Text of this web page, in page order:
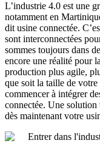
L’industrie 4.0 est une
notamment en
dit usine connectée.
sont interconnectées
sommes toujours dans
encore une réalité pour
production plus agile,
que soit la taille de
commencer à intégrer
connectée. Une
dès maintenant votre